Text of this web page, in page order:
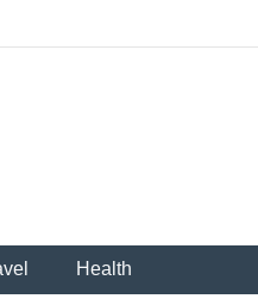
Health